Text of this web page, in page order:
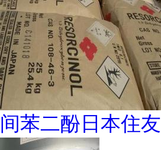
间苯二酚日本住友